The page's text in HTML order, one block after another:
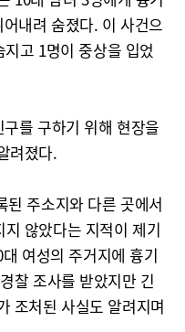
내려 숨졌다. 이 사건으
고 1명이 중상을 입었
를 구하기 위해 현장을
려졌다.
된 주소지와 다른 곳에서
않았다는 지적이 제기
여성의 주거지에 흉기
찰 조사를 받았지만 긴
조처된 사실도 알려지며